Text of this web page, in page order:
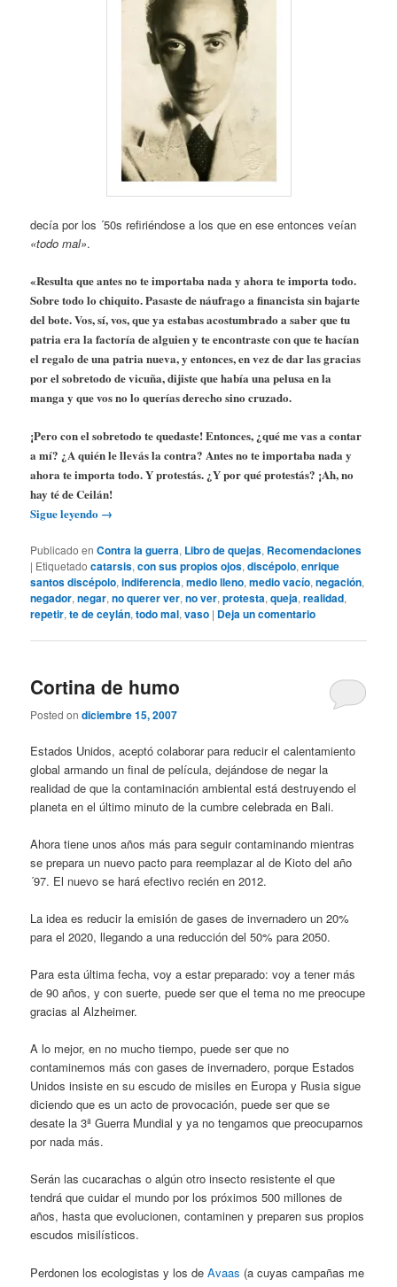
decía por los ´50s refiriéndose a los que en ese entonces veían
«todo mal».
«Resulta que antes no te importaba nada y ahora te importa todo.
Sobre todo lo chiquito. Pasaste de náufrago a financista sin bajarte
del bote. Vos, sí, vos, que ya estabas acostumbrado a saber que tu
patria era la factoría de alguien y te encontraste con que te hacían
el regalo de una patria nueva, y entonces, en vez de dar las gracias
por el sobretodo de vicuña, dijiste que había una pelusa en la
manga y que vos no lo querías derecho sino cruzado.
¡Pero con el sobretodo te quedaste! Entonces, ¿qué me vas a contar
a mí? ¿A quién le llevás la contra? Antes no te importaba nada y
ahora te importa todo. Y protestás. ¿Y por qué protestás? ¡Ah, no
hay té de Ceilán!
Sigue leyendo →
Publicado en Contra la guerra, Libro de quejas, Recomendaciones
| Etiquetado catarsis,con sus propios ojos,discépolo,enrique
santos discépolo,indiferencia,medio lleno,medio vacío,negación,
negador,negar,no querer ver,no ver,protesta,queja,realidad,
repetir,te de ceylán,todo mal,vaso | Deja un comentario
Cortina de humo
Posted ondiciembre 15, 2007
Estados Unidos, aceptó colaborar para reducir el calentamiento
global armando un final de película, dejándose de negar la
realidad de que la contaminación ambiental está destruyendo el
planeta en el último minuto de la cumbre celebrada en Bali.
Ahora tiene unos años más para seguir contaminando mientras
se prepara un nuevo pacto para reemplazar al de Kioto del año
´97. El nuevo se hará efectivo recién en 2012.
La idea es reducir la emisión de gases de invernadero un 20%
para el 2020, llegando a una reducción del 50% para 2050.
Para esta última fecha, voy a estar preparado: voy a tener más
de 90 años, y con suerte, puede ser que el tema no me preocupe
gracias al Alzheimer.
A lo mejor, en no mucho tiempo, puede ser que no
contaminemos más con gases de invernadero, porque Estados
Unidos insiste en su escudo de misiles en Europa y Rusia sigue
diciendo que es un acto de provocación, puede ser que se
desate la 3ª Guerra Mundial y ya no tengamos que preocuparnos
por nada más.
Serán las cucarachas o algún otro insecto resistente el que
tendrá que cuidar el mundo por los próximos 500 millones de
años, hasta que evolucionen, contaminen y preparen sus propios
escudos misilísticos.
Perdonen los ecologistas y los deAvaas (a cuyas campañas me